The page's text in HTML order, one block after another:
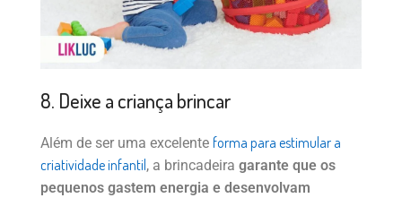
8. Deixe a criança brincar
Além de ser uma excelente forma para estimular a
criatividade infantil, a brincadeira garante que os
pequenos gastem energia e desenvolvam